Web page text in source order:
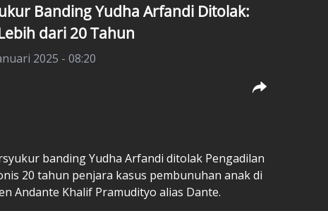
Banding Yudha Arfandi Ditolak:
dari 20 Tahun
2025 - 08:20
banding Yudha Arfandi ditolak Pengadilan
20 tahun penjara kasus pembunuhan anak di
Andante Khalif Pramudityo alias Dante.